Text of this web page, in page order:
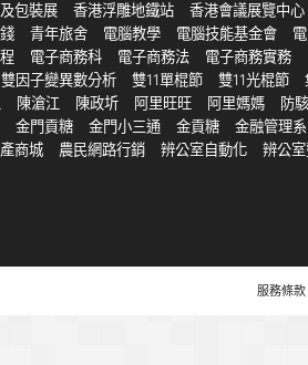
包裝展 香港浮雕地鐵站 香港會議展覽中心
青年旅舍 電腦教學 電腦技能基金會
電子商務科 電子商務法 電子商務實務
雙因子變異數分析 雙11單棍節 雙11光棍節
陳滄江 陳政圻 阿里旺旺 阿里媽媽 防
金門貢糖 金門小三通 金貢糖 金融管理系
商城 農民網路行銷 辨公室自動化 辨公
服務條款